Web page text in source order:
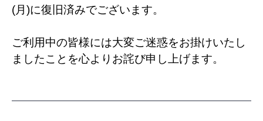
(月)に復旧済みでございます。
ご利用中の皆様には大変ご迷惑をお掛けいたし
ましたことを心よりお詫び申し上げます。